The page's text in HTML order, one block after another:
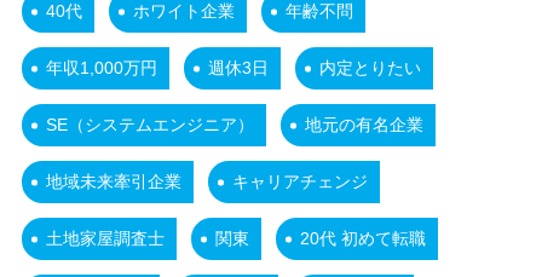
40代 ホワイト企業 年齢不問
年収1,000万円 週休3日 内定とりたい
SE（システムエンジニア） 地元の有名企業
地域未来牽引企業 キャリアチェンジ
土地家屋調査士 関東 20代 初めて転職